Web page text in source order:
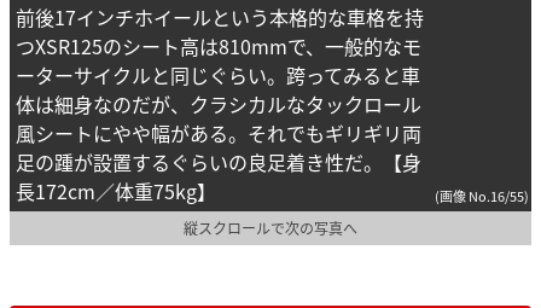
前後17インチホイールという本格的な車格を持
つXSR125のシート高は810mmで、一般的なモ
ーターサイクルと同じぐらい。跨ってみると車
体は細身なのだが、クラシカルなタックロール
風シートにやや幅がある。それでもギリギリ両
足の踵が設置するぐらいの良足着き性だ。【身
長172cm／体重75kg】
(画像 No.16/55)
縦スクロールで次の写真へ